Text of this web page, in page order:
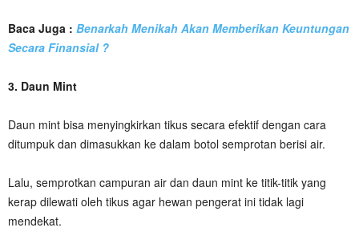
Baca Juga : Benarkah Menikah Akan Memberikan Keuntungan
Secara Finansial ?
3. Daun Mint
Daun mint bisa menyingkirkan tikus secara efektif dengan cara
ditumpuk dan dimasukkan ke dalam botol semprotan berisi air.
Lalu, semprotkan campuran air dan daun mint ke titik-titik yang
kerap dilewati oleh tikus agar hewan pengerat ini tidak lagi
mendekat.